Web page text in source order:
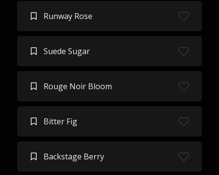
Runway Rose
Suede Sugar
Rouge Noir Bloom
Bitter Fig
Backstage Berry